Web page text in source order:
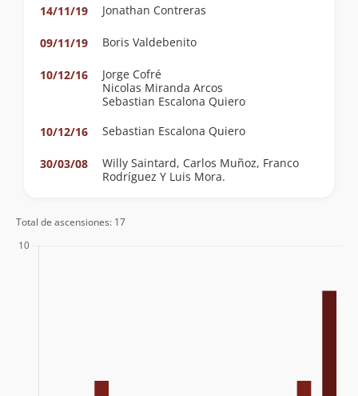
14/11/19 Jonathan Contreras
09/11/19 Boris Valdebenito
10/12/16
Jorge Cofré
Nicolas Miranda Arcos
Sebastian Escalona Quiero
10/12/16
Sebastian Escalona Quiero
30/03/08
Willy Saintard, Carlos Muñoz, Franco
Rodríguez Y Luis Mora.
Total de ascensiones: 17